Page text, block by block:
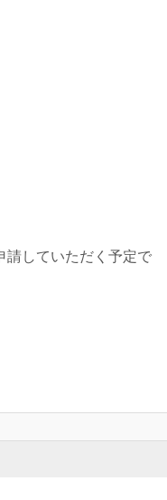
請していただく予定で